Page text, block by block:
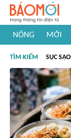
NÓNG MỚI
#Khám phá thế giới
TÌM KIẾM SỤC SẠO